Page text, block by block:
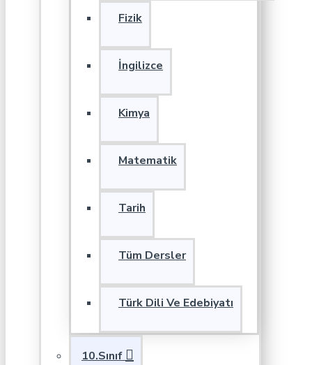
Fizik
İngilizce
Kimya
Matematik
Tarih
Tüm Dersler
Türk Dili Ve Edebiyatı
10.Sınıf